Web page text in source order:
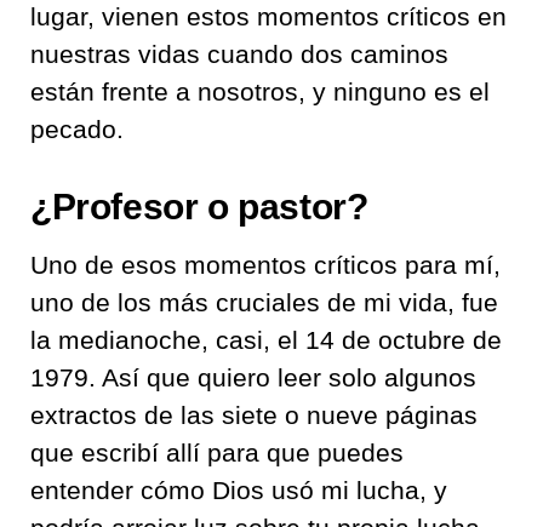
lugar, vienen estos momentos críticos en
nuestras vidas cuando dos caminos
están frente a nosotros, y ninguno es el
pecado.
¿Profesor o pastor?
Uno de esos momentos críticos para mí,
uno de los más cruciales de mi vida, fue
la medianoche, casi, el 14 de octubre de
1979. Así que quiero leer solo algunos
extractos de las siete o nueve páginas
que escribí allí para que puedes
entender cómo Dios usó mi lucha, y